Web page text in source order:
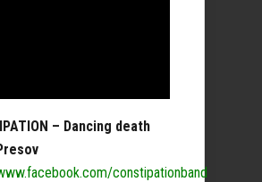
– Dancing death
constipationband